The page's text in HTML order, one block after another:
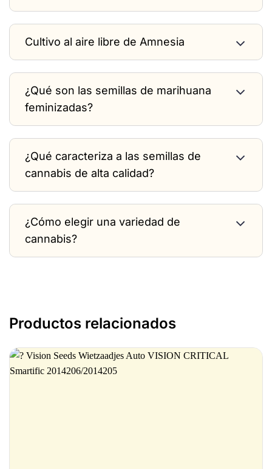
Cultivo al aire libre de Amnesia
¿Qué son las semillas de marihuana
feminizadas?
¿Qué caracteriza a las semillas de
cannabis de alta calidad?
¿Cómo elegir una variedad de
cannabis?
Productos relacionados